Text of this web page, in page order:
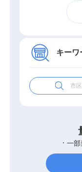
キーワ
一部